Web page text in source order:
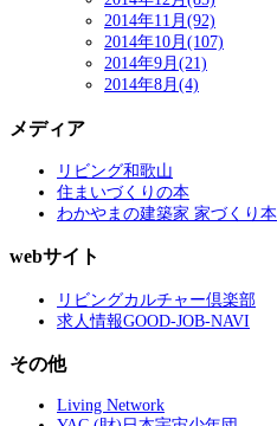
2014年11月(92)
2014年10月(107)
2014年9月(21)
2014年8月(4)
メディア
リビング和歌山
住まいづくりの本
わかやまの建築家 家づくり本
webサイト
リビングカルチャー倶楽部
求人情報GOOD-JOB-NAVI
その他
Living Network